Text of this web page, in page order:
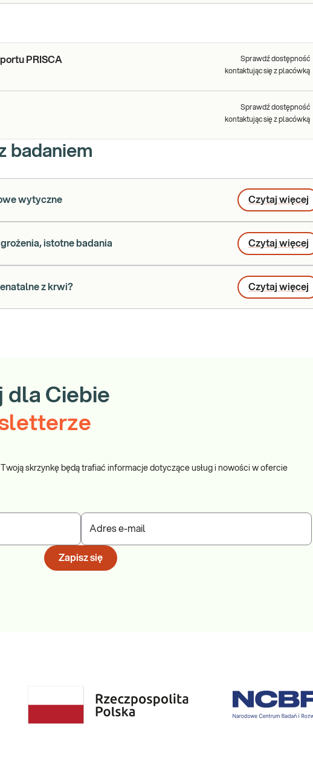
PRISCA
Sprawdź dostępność
kontaktując się z placówką
Sprawdź dostępność
kontaktując się z placówką
badaniem
wytyczne Czytaj więcej
istotne badania Czytaj więcej
z krwi? Czytaj więcej
dla Ciebie
skrzynkę będą trafiać informacje dotyczące usług i nowości w ofercie
Adres e-mail
Zapisz się